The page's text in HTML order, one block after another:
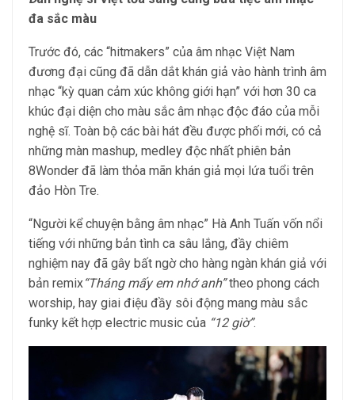
đa sắc màu
Trước đó, các “hitmakers” của âm nhạc Việt Nam
đương đại cũng đã dẫn dắt khán giả vào hành trình âm
nhạc “kỳ quan cảm xúc không giới hạn” với hơn 30 ca
khúc đại diện cho màu sắc âm nhạc độc đáo của mỗi
nghệ sĩ. Toàn bộ các bài hát đều được phối mới, có cả
những màn mashup, medley độc nhất phiên bản
8Wonder đã làm thỏa mãn khán giả mọi lứa tuổi trên
đảo Hòn Tre.
“Người kể chuyện bằng âm nhạc” Hà Anh Tuấn vốn nổi
tiếng với những bản tình ca sâu lắng, đầy chiêm
nghiệm nay đã gây bất ngờ cho hàng ngàn khán giả với
bản remix“Tháng mấy em nhớ anh”theo phong cách
worship, hay giai điệu đầy sôi động mang màu sắc
funky kết hợp electric music của “12 giờ”.